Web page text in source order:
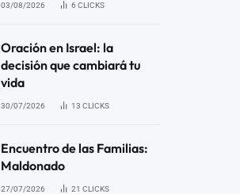
03/08/2026 6 CLICKS
Oración en Israel: la
decisión que cambiará tu
vida
30/07/2026 13 CLICKS
Encuentro de las Familias:
Maldonado
27/07/2026 21 CLICKS